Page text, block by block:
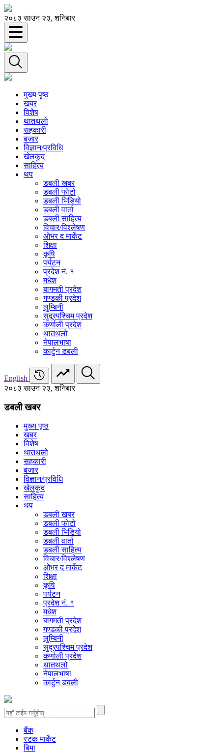
२०८३ साउन २३, शनिबार
मुख्य पृष्ठ
खबर
विशेष
थातथलो
सहकारी
बजार
विज्ञान/प्रविधि
खेलकुद
साहित्य
थप
डबली खबर
डबली फोटो
डबली भिडियो
डबली वार्ता
डबली साहित्य
विचार/विश्‍लेषण
ओभर द मार्केट
शिक्षा
कृषि
पर्यटन
प्रदेश नं. १
मधेश
बागमती प्रदेश
गण्डकी प्रदेश
लुम्बिनी
सुदूरपश्चिम प्रदेश
कर्णाली प्रदेश
थातथलो
नेपालभाषा
कार्टुन डबली
English
२०८३ साउन २३, शनिबार
डबली खबर
मुख्य पृष्ठ
खबर
विशेष
थातथलो
सहकारी
बजार
विज्ञान/प्रविधि
खेलकुद
साहित्य
थप
डबली खबर
डबली फोटो
डबली भिडियो
डबली वार्ता
डबली साहित्य
विचार/विश्‍लेषण
ओभर द मार्केट
शिक्षा
कृषि
पर्यटन
प्रदेश नं. १
मधेश
बागमती प्रदेश
गण्डकी प्रदेश
लुम्बिनी
सुदूरपश्चिम प्रदेश
कर्णाली प्रदेश
थातथलो
नेपालभाषा
कार्टुन डबली
बैंक
स्टक मार्केट
बिमा